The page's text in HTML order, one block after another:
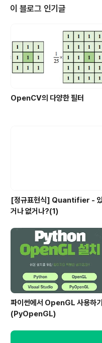
toDataURL의 경우 모질라 파이어
eg, image/webp 두 가지만 허용함
브라우저마다 API의 지원범위가
Url =
Dat..
이 블로그 인기글
OpenCV의 다양한 필터
[정규표현식] Quantifier -
거나 없거나?(1)
파이썬에서 OpenGL 사용하기
(PyOpenGL)